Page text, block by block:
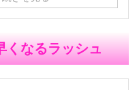
くなるラッシュ